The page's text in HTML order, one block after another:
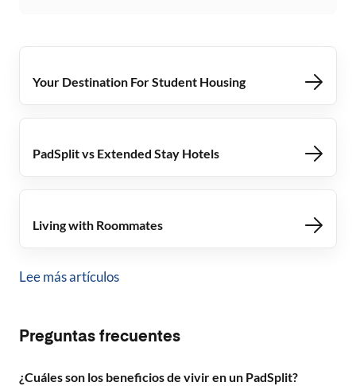
Your Destination For Student Housing
PadSplit vs Extended Stay Hotels
Living with Roommates
Lee más artículos
Preguntas frecuentes
¿Cuáles son los beneficios de vivir en un PadSplit?